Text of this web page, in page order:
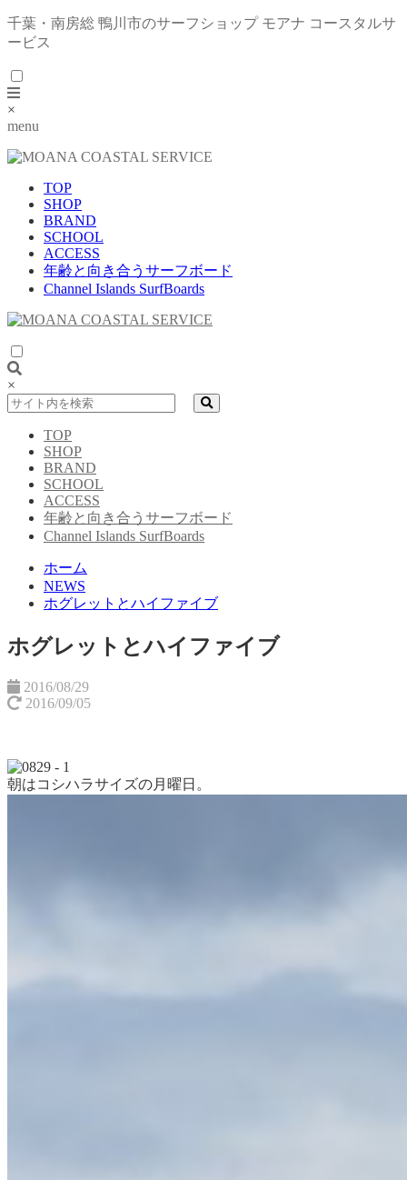
千葉・南房総 鴨川市のサーフショップ モアナ コースタルサ
ービス
×
menu
TOP
SHOP
BRAND
SCHOOL
ACCESS
年齢と向き合うサーフボード
Channel Islands SurfBoards
×
TOP
SHOP
BRAND
SCHOOL
ACCESS
年齢と向き合うサーフボード
Channel Islands SurfBoards
ホーム
NEWS
ホグレットとハイファイブ
ホグレットとハイファイブ
2016/08/29
2016/09/05
朝はコシハラサイズの月曜日。